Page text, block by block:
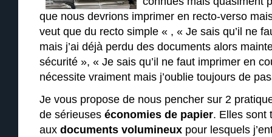
que nous devrions imprimer en recto-verso
veut que du recto simple « , « Je sais qu’il ne
mais j’ai déjà perdu des documents alors
sécurité », « Je sais qu’il ne faut imprimer en
nécessite vraiment mais j’oublie toujours de
Je vous propose de nous pencher sur 2
de sérieuses économies de papier. Elles sont
aux documents volumineux pour lesquels